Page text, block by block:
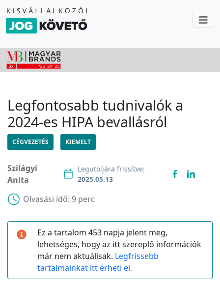
Legfontosabb tudnivalók a
2024-es HIPA bevallásról
CÉGVEZETÉS KIEMELT
Szilágyi
Anita
Legutoljára frissítve:
2025.05.13
Olvasási idő: 9 perc
Ez a tartalom 453 napja jelent meg,
lehetséges, hogy az itt szereplő információk
már nem aktuálisak. Legfrissebb
tartalmainkat itt érheti el.